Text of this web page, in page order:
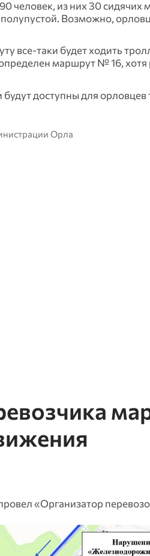
человек, из них 30 сидячих
Возможно,
все-таки будет ходить
маршрут № 16, хотя
доступны для
Орла
«Организатор